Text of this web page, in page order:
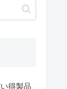
得製品